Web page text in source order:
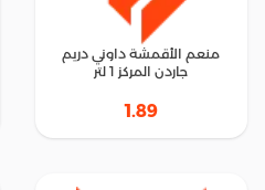
منعم الأقمشة داوني دريم
جاردن المركز 1 لتر
1.89